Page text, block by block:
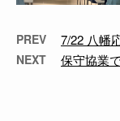
PREV 7/22 八幡
NEXT 保守協業